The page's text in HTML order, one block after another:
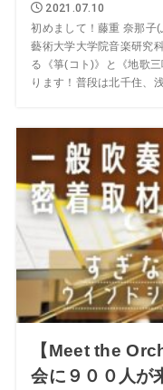
2021.07.10
初めまして！藤重 奈那子
藝術大学大学院音楽研究
る《箏(コト)》と《地歌
ります！普段は北千住、浅
【Meet the
会に９００人が